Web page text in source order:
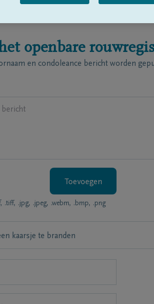
openbare
en condoleance bericht worden
Toevoegen
.tiff, .jpg, .jpeg, .webm, .bmp, .png
kaarsje te branden